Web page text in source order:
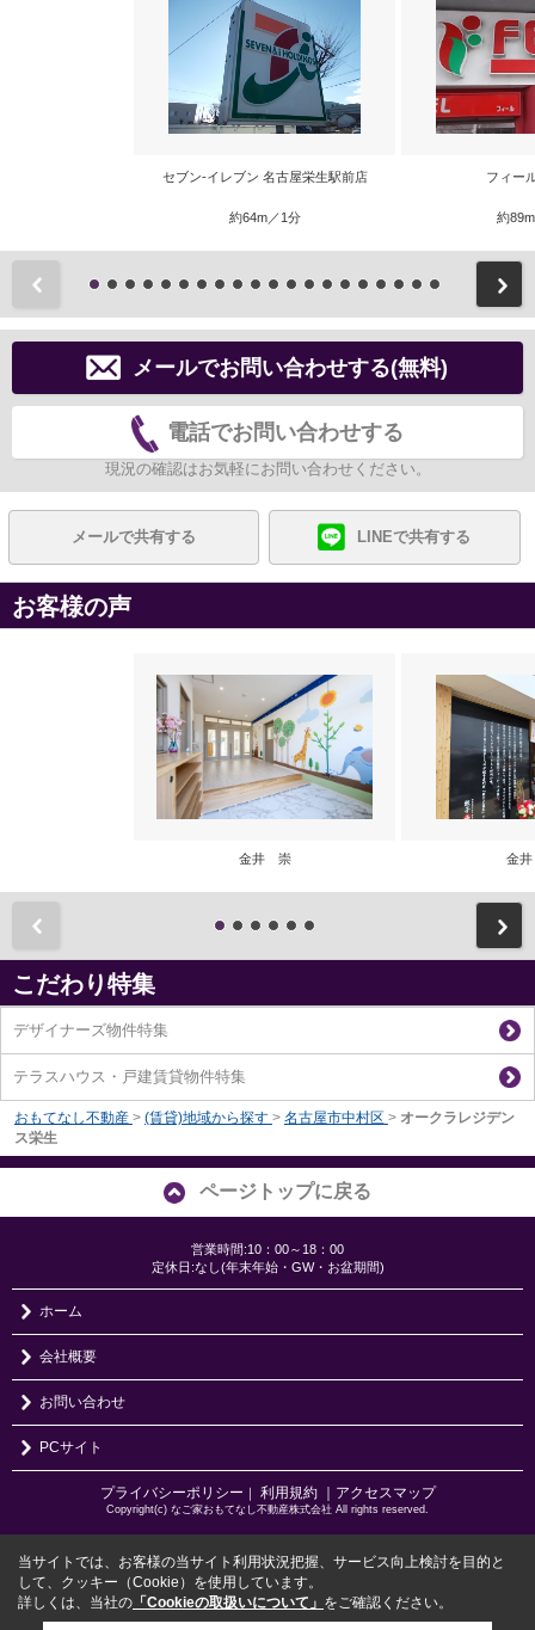
セブン‐イレブン 名古屋栄生駅前店
約64m／1分
フィー
約
メールでお問い合わせする(無料)
電話でお問い合わせする
現況の確認はお気軽にお問い合わせください。
メールで共有する LINEで共有する
お客様の声
金井 崇 金
こだわり特集
デザイナーズ物件特集
テラスハウス・戸建賃貸物件特集
おもてなし不動産 > (賃貸)地域から探す > 名古屋市中村区 > オークラレジデン
ス栄生
ページトップに戻る
営業時間:10：00～18：00
定休日:なし(年末年始・GW・お盆期間)
ホーム
会社概要
お問い合わせ
PCサイト
プライバシーポリシー 利用規約 ｜アクセスマップ
Copyright(c) なご家おもてなし不動産株式会社 All rights reserved.
当サイトでは、お客様の当サイト利用状況把握、サービス向上検討を目的と
して、クッキー（Cookie）を使用しています。
詳しくは、当社の 「Cookieの取扱いについて」 をご確認ください。